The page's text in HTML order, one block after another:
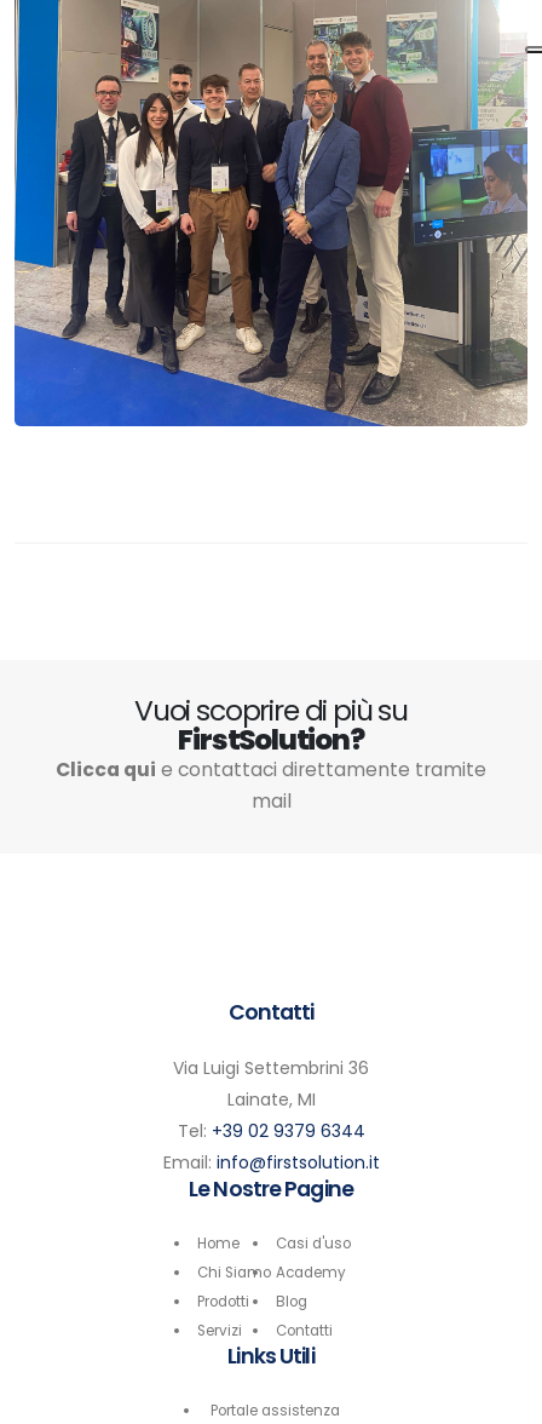
Vuoi scoprire di più su
FirstSolution?
Clicca qui e contattaci direttamente tramite
mail
Contatti
Via Luigi Settembrini 36
Lainate, MI
Tel: +39 02 9379 6344
Email: info@firstsolution.it
Le Nostre Pagine
Home
Chi Siamo
Prodotti
Servizi
Casi d'uso
Academy
Blog
Contatti
Links Utili
Portale assistenza